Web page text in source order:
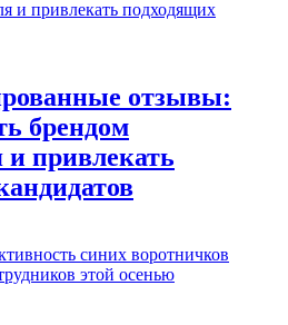
отзывы:
брендом
и привлекать